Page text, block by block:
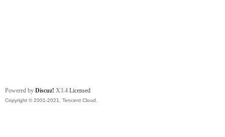
Powered by Discuz! X3.4 Licensed
Copyright © 2001-2021, Tencent Cloud.